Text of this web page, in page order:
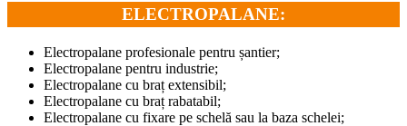
ELECTROPALANE:
Electropalane profesionale pentru șantier;
Electropalane pentru industrie;
Electropalane cu braț extensibil;
Electropalane cu braț rabatabil;
Electropalane cu fixare pe schelă sau la baza schelei;